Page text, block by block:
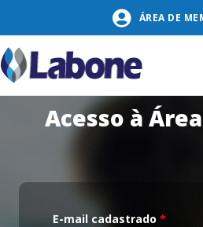
conteúdo
ÁREA DE
Acesso à
E-mail cadastrado *